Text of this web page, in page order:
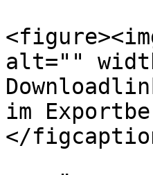
alt=""
im
</